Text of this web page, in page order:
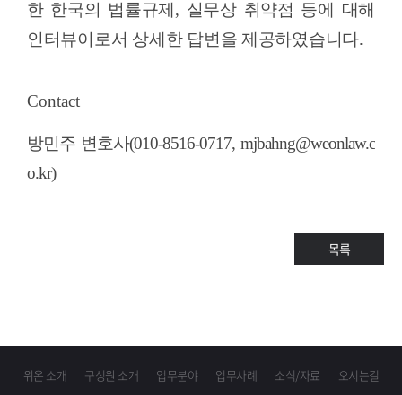
한 한국의 법률규제 , 실무상 취약점 등에 대해
인터뷰이로서 상세한 답변을 제공하였습니다.
Contact
방민주 변호사(010-8516-0717, mjbahng@weonlaw.c
o.kr)
목록
위온 소개 구성원 소개 업무분야 업무사례 소식/자료 오시는길